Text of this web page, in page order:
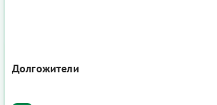
Долгожители